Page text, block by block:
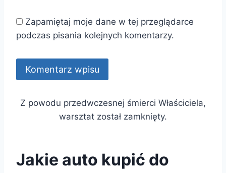
Zapamiętaj moje dane w tej przeglądarce
podczas pisania kolejnych komentarzy.
Z powodu przedwczesnej śmierci Właściciela,
warsztat został zamknięty.
Jakie auto kupić do